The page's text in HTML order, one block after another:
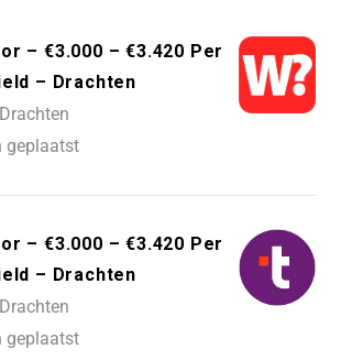
– €3.000 – €3.420 Per
– Drachten
Drachten
geplaatst
– €3.000 – €3.420 Per
– Drachten
Drachten
geplaatst